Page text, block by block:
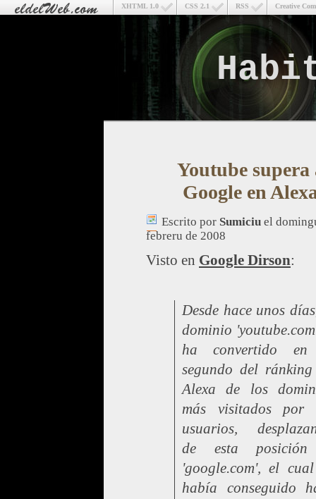
Creative
RSS
CSS 2.1
XHTML 1.0
Youtube supera
Google en
Escrito por Sumiciu el
febreru de 2008
Visto en Google Dirson:
Desde hace unos
dominio
ha convertido
segundo del
Alexa de los
más visitados por
usuarios,
de esta
'google.com', el
había conseguido